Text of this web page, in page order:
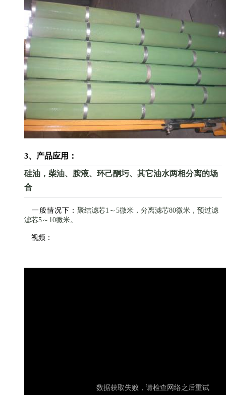
3、 产品应用：
硅油， 柴油、胺液、 环己酮圬、其它油水两相分离的场
合
一般情况下 ： 聚结滤芯1 ～ 5微米，分离滤芯80微米，预过滤
滤芯5～10微米。
视频：